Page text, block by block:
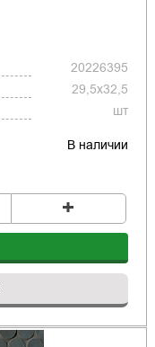
20226395
29,5x32,5
шт
В наличии
+